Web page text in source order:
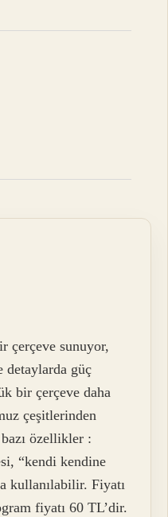
çerçeve sunuyor,
detaylarda güç
bir çerçeve daha
çeşitlerinden
özellikler :
“kendi kendine
kullanılabilir. Fiyatı
fiyatı 60 TL’dir.